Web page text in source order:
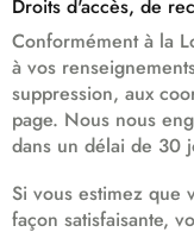
Droits d'accès, de
Conformément à la
à vos
suppression, aux
page. Nous nous
dans un délai de 30
Si vous estimez que
façon satisfaisante,